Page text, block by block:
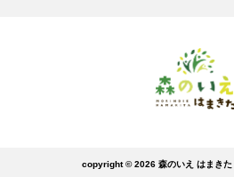
copyright © 2026 森のいえ はまきた